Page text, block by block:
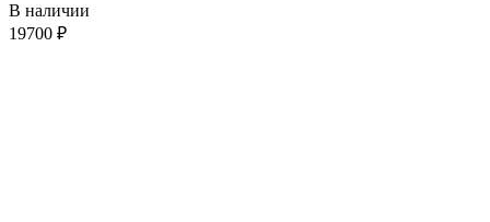
В наличии
19700 ₽